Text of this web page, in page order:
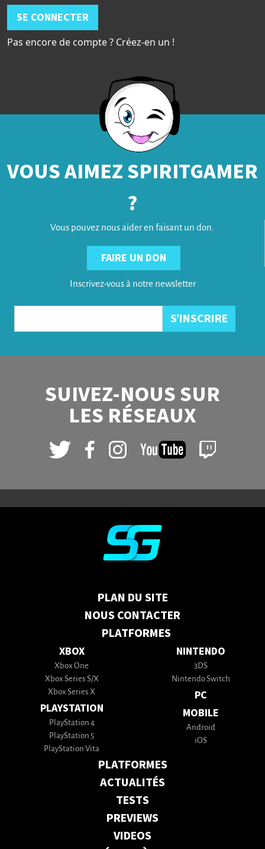
SE CONNECTER
Pas encore de compte ? Créez-en un !
VOUS AIMEZ SPIRITGAMER
?
Vous pouvez nous aider en faisant un don.
FAIRE UN DON
Inscrivez-vous à notre newsletter
SUIVEZ-NOUS SUR
LES RÉSEAUX
PLAN DU SITE
NOUS CONTACTER
PLATFORMES
XBOX
Xbox One
Xbox Series S/X
Xbox Series X
PLAYSTATION
PlayStation 4
PlayStation 5
PlayStation Vita
NINTENDO
3DS
Nintendo Switch
PC
MOBILE
Android
iOS
PLATFORMES
ACTUALITÉS
TESTS
PREVIEWS
VIDEOS